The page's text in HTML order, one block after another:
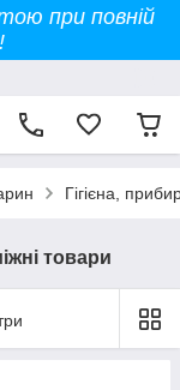
при повній
Гігієна,
товари